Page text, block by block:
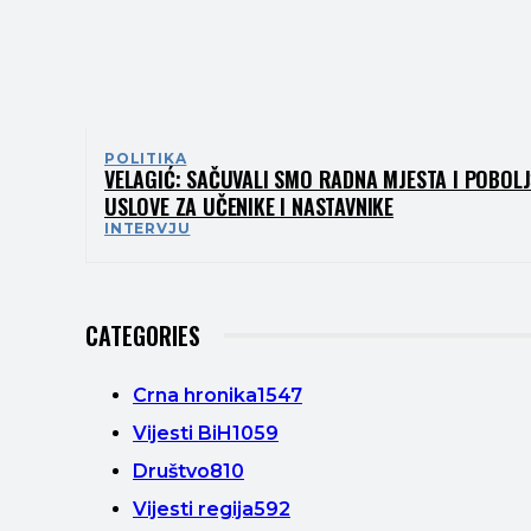
POLITIKA
VELAGIĆ: SAČUVALI SMO RADNA MJESTA I
USLOVE ZA UČENIKE I NASTAVNIKE
INTERVJU
CATEGORIES
Crna hronika1547
Vijesti BiH1059
Društvo810
Vijesti regija592